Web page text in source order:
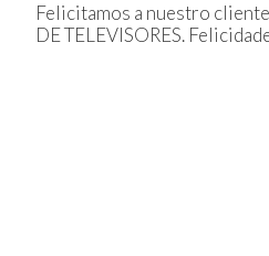
Felicitamos a nuestro
DE TELEVISORES.